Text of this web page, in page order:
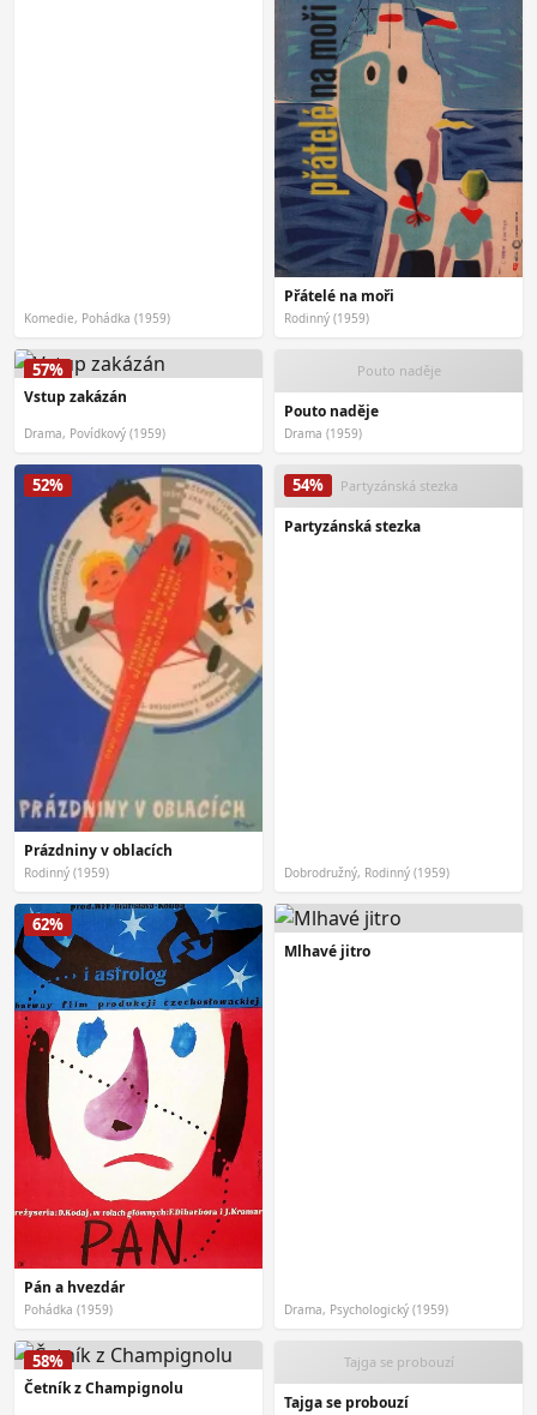
Komedie, Pohádka (1959)
Přátelé na moři
Rodinný (1959)
57%
Vstup zakázán
Drama, Povídkový (1959)
Pouto naděje
Pouto naděje
Drama (1959)
52%
Prázdniny v oblacích
Rodinný (1959)
54% Partyzánská stezka
Partyzánská stezka
Dobrodružný, Rodinný (1959)
62%
Pán a hvezdár
Pohádka (1959)
Mlhavé jitro
Drama, Psychologický (1959)
58%
Četník z Champignolu
Tajga se probouzí
Tajga se probouzí